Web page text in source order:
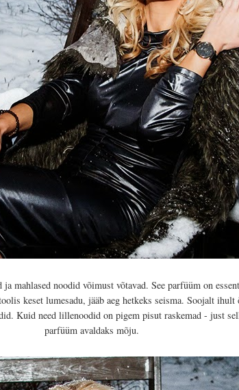
mahlased noodid võimust võtavad. See parfüüm on
keset lumesadu, jääb aeg hetkeks seisma. Soojalt
Kuid need lillenoodid on pigem pisut raskemad - just
parfüüm avaldaks mõju.